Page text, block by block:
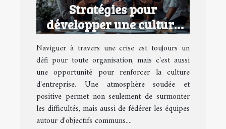
Stratégies pour
développer une culture
d'entreprise performante
en temps de crise
Naviguer à travers une crise est toujours un
défi pour toute organisation, mais c'est aussi
une opportunité pour renforcer la culture
d'entreprise. Une atmosphère soudée et
positive permet non seulement de surmonter
les difficultés, mais aussi de fédérer les équipes
autour d'objectifs communs....